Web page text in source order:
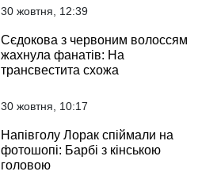
30 жовтня, 12:39
Сєдокова з червоним волоссям
жахнула фанатів: На
трансвестита схожа
30 жовтня, 10:17
Напівголу Лорак спіймали на
фотошопі: Барбі з кінською
головою